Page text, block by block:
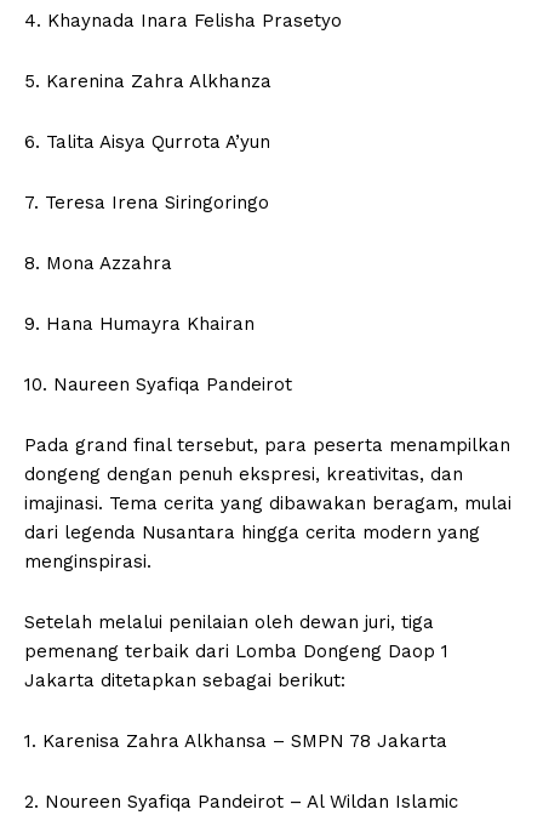
4. Khaynada Inara Felisha Prasetyo
5. Karenina Zahra Alkhanza
6. Talita Aisya Qurrota A’yun
7. Teresa Irena Siringoringo
8. Mona Azzahra
9. Hana Humayra Khairan
10. Naureen Syafiqa Pandeirot
Pada grand final tersebut, para peserta menampilkan
dongeng dengan penuh ekspresi, kreativitas, dan
imajinasi. Tema cerita yang dibawakan beragam, mulai
dari legenda Nusantara hingga cerita modern yang
menginspirasi.
Setelah melalui penilaian oleh dewan juri, tiga
pemenang terbaik dari Lomba Dongeng Daop 1
Jakarta ditetapkan sebagai berikut:
1. Karenisa Zahra Alkhansa – SMPN 78 Jakarta
2. Noureen Syafiqa Pandeirot – Al Wildan Islamic